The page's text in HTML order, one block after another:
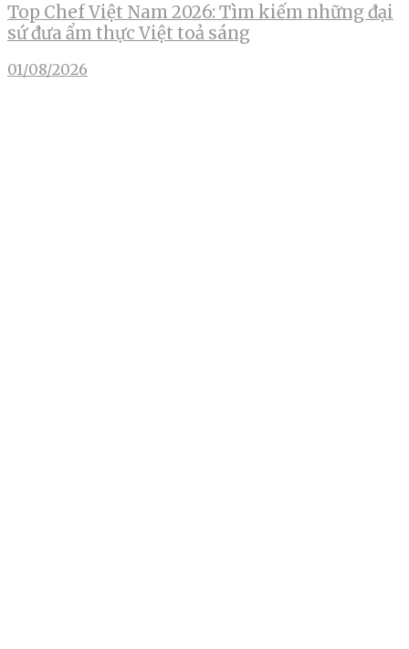
Top Chef Việt Nam 2026: Tìm kiếm những đại
sứ đưa ẩm thực Việt toả sáng
01/08/2026